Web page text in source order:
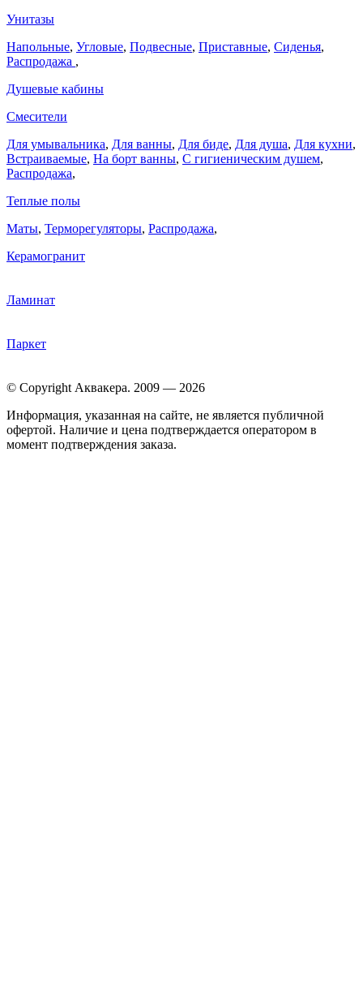
Унитазы
Напольные, Угловые, Подвесные, Приставные, Сиденья,
Распродажа ,
Душевые кабины
Смесители
Для умывальника, Для ванны, Для биде, Для душа, Для кухни,
Встраиваемые, На борт ванны, C гигиеническим душем,
Распродажа,
Теплые полы
Маты, Терморегуляторы, Распродажа,
Керамогранит
Ламинат
Паркет
© Copyright Аквакера. 2009 — 2026
Информация, указанная на сайте, не является публичной
офертой. Наличие и цена подтверждается оператором в
момент подтверждения заказа.